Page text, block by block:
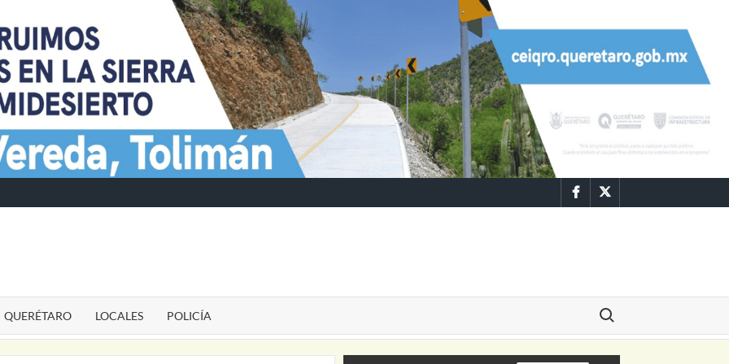
FacebookTwitter
QUERÉTARO LOCALES POLICÍA
Buscar: